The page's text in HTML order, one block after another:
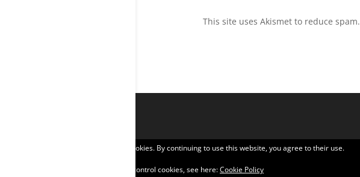
This site uses Akismet to reduce spam.
Σχεδιάστηκε από
Privacy & Cookies: This site uses cookies. By continuing to use this website, you agree to their use.
To find out more, including how to control cookies, see here:Cookie Policy